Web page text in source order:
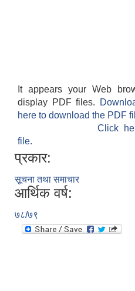
It appears your Web
display PDF files.
here to download the PDF
Click
file.
प्रकार:
सूचना तथा समाचार
आर्थिक वर्ष:
७८/७९